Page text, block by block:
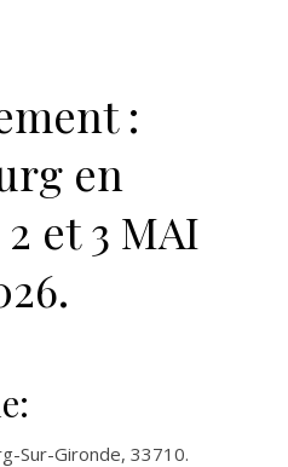
:
en
et 3 MAI
Sur-Gironde, 33710.